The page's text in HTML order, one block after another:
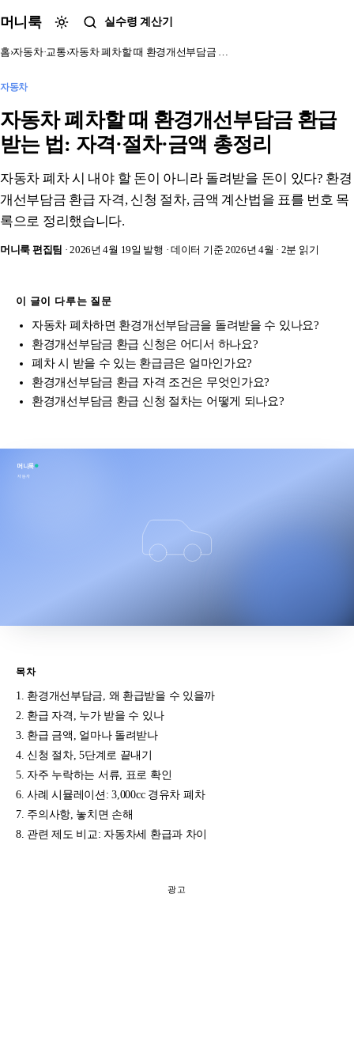
머니룩 실수령 계산기
홈›자동차·교통›자동차 폐차할 때 환경개선부담금 …
자동차
자동차 폐차할 때 환경개선부담금 환급
받는 법: 자격·절차·금액 총정리
자동차 폐차 시 내야 할 돈이 아니라 돌려받을 돈이 있다? 환경
개선부담금 환급 자격, 신청 절차, 금액 계산법을 표를 번호 목
록으로 정리했습니다.
머니룩 편집팀 · 2026년 4월 19일 발행 · 데이터 기준 2026년 4월 · 2분 읽기
이 글이 다루는 질문
자동차 폐차하면 환경개선부담금을 돌려받을 수 있나요?
환경개선부담금 환급 신청은 어디서 하나요?
폐차 시 받을 수 있는 환급금은 얼마인가요?
환경개선부담금 환급 자격 조건은 무엇인가요?
환경개선부담금 환급 신청 절차는 어떻게 되나요?
머니룩
자동차
목차
환경개선부담금, 왜 환급받을 수 있을까
환급 자격, 누가 받을 수 있나
환급 금액, 얼마나 돌려받나
신청 절차, 5단계로 끝내기
자주 누락하는 서류, 표로 확인
사례 시뮬레이션: 3,000cc 경유차 폐차
주의사항, 놓치면 손해
관련 제도 비교: 자동차세 환급과 차이
광고